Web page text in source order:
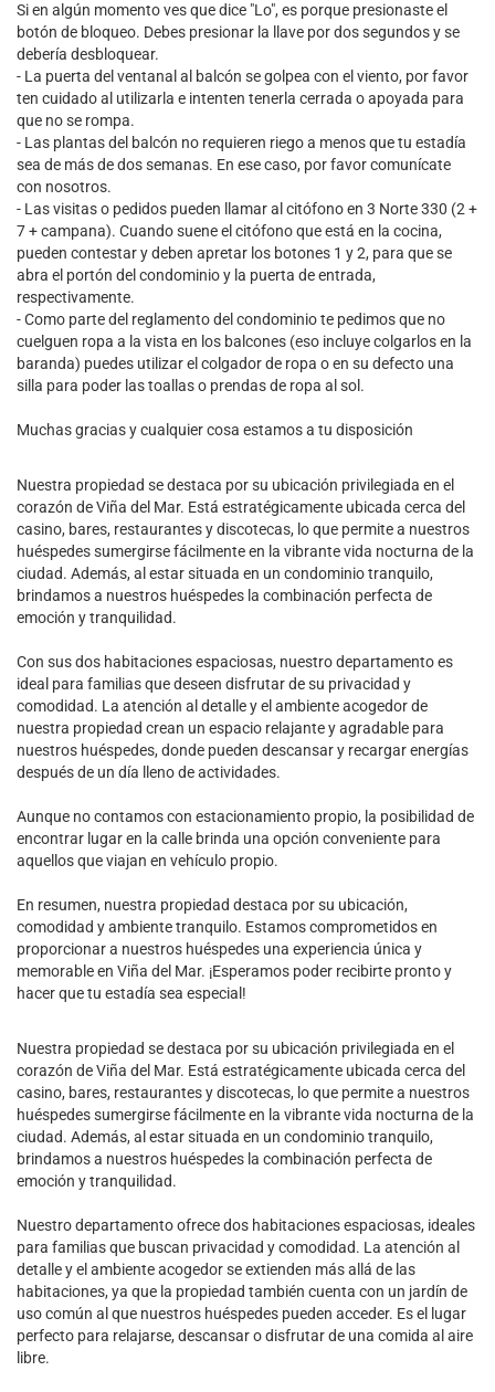
Si en algún momento ves que dice "Lo", es porque presionaste el
botón de bloqueo. Debes presionar la llave por dos segundos y se
debería desbloquear.
- La puerta del ventanal al balcón se golpea con el viento, por favor
ten cuidado al utilizarla e intenten tenerla cerrada o apoyada para
que no se rompa.
- Las plantas del balcón no requieren riego a menos que tu estadía
sea de más de dos semanas. En ese caso, por favor comunícate
con nosotros.
- Las visitas o pedidos pueden llamar al citófono en 3 Norte 330 (2 +
7 + campana). Cuando suene el citófono que está en la cocina,
pueden contestar y deben apretar los botones 1 y 2, para que se
abra el portón del condominio y la puerta de entrada,
respectivamente.
- Como parte del reglamento del condominio te pedimos que no
cuelguen ropa a la vista en los balcones (eso incluye colgarlos en la
baranda) puedes utilizar el colgador de ropa o en su defecto una
silla para poder las toallas o prendas de ropa al sol.
Muchas gracias y cualquier cosa estamos a tu disposición
Nuestra propiedad se destaca por su ubicación privilegiada en el
corazón de Viña del Mar. Está estratégicamente ubicada cerca del
casino, bares, restaurantes y discotecas, lo que permite a nuestros
huéspedes sumergirse fácilmente en la vibrante vida nocturna de la
ciudad. Además, al estar situada en un condominio tranquilo,
brindamos a nuestros huéspedes la combinación perfecta de
emoción y tranquilidad.
Con sus dos habitaciones espaciosas, nuestro departamento es
ideal para familias que deseen disfrutar de su privacidad y
comodidad. La atención al detalle y el ambiente acogedor de
nuestra propiedad crean un espacio relajante y agradable para
nuestros huéspedes, donde pueden descansar y recargar energías
después de un día lleno de actividades.
Aunque no contamos con estacionamiento propio, la posibilidad de
encontrar lugar en la calle brinda una opción conveniente para
aquellos que viajan en vehículo propio.
En resumen, nuestra propiedad destaca por su ubicación,
comodidad y ambiente tranquilo. Estamos comprometidos en
proporcionar a nuestros huéspedes una experiencia única y
memorable en Viña del Mar. ¡Esperamos poder recibirte pronto y
hacer que tu estadía sea especial!
Nuestra propiedad se destaca por su ubicación privilegiada en el
corazón de Viña del Mar. Está estratégicamente ubicada cerca del
casino, bares, restaurantes y discotecas, lo que permite a nuestros
huéspedes sumergirse fácilmente en la vibrante vida nocturna de la
ciudad. Además, al estar situada en un condominio tranquilo,
brindamos a nuestros huéspedes la combinación perfecta de
emoción y tranquilidad.
Nuestro departamento ofrece dos habitaciones espaciosas, ideales
para familias que buscan privacidad y comodidad. La atención al
detalle y el ambiente acogedor se extienden más allá de las
habitaciones, ya que la propiedad también cuenta con un jardín de
uso común al que nuestros huéspedes pueden acceder. Es el lugar
perfecto para relajarse, descansar o disfrutar de una comida al aire
libre.